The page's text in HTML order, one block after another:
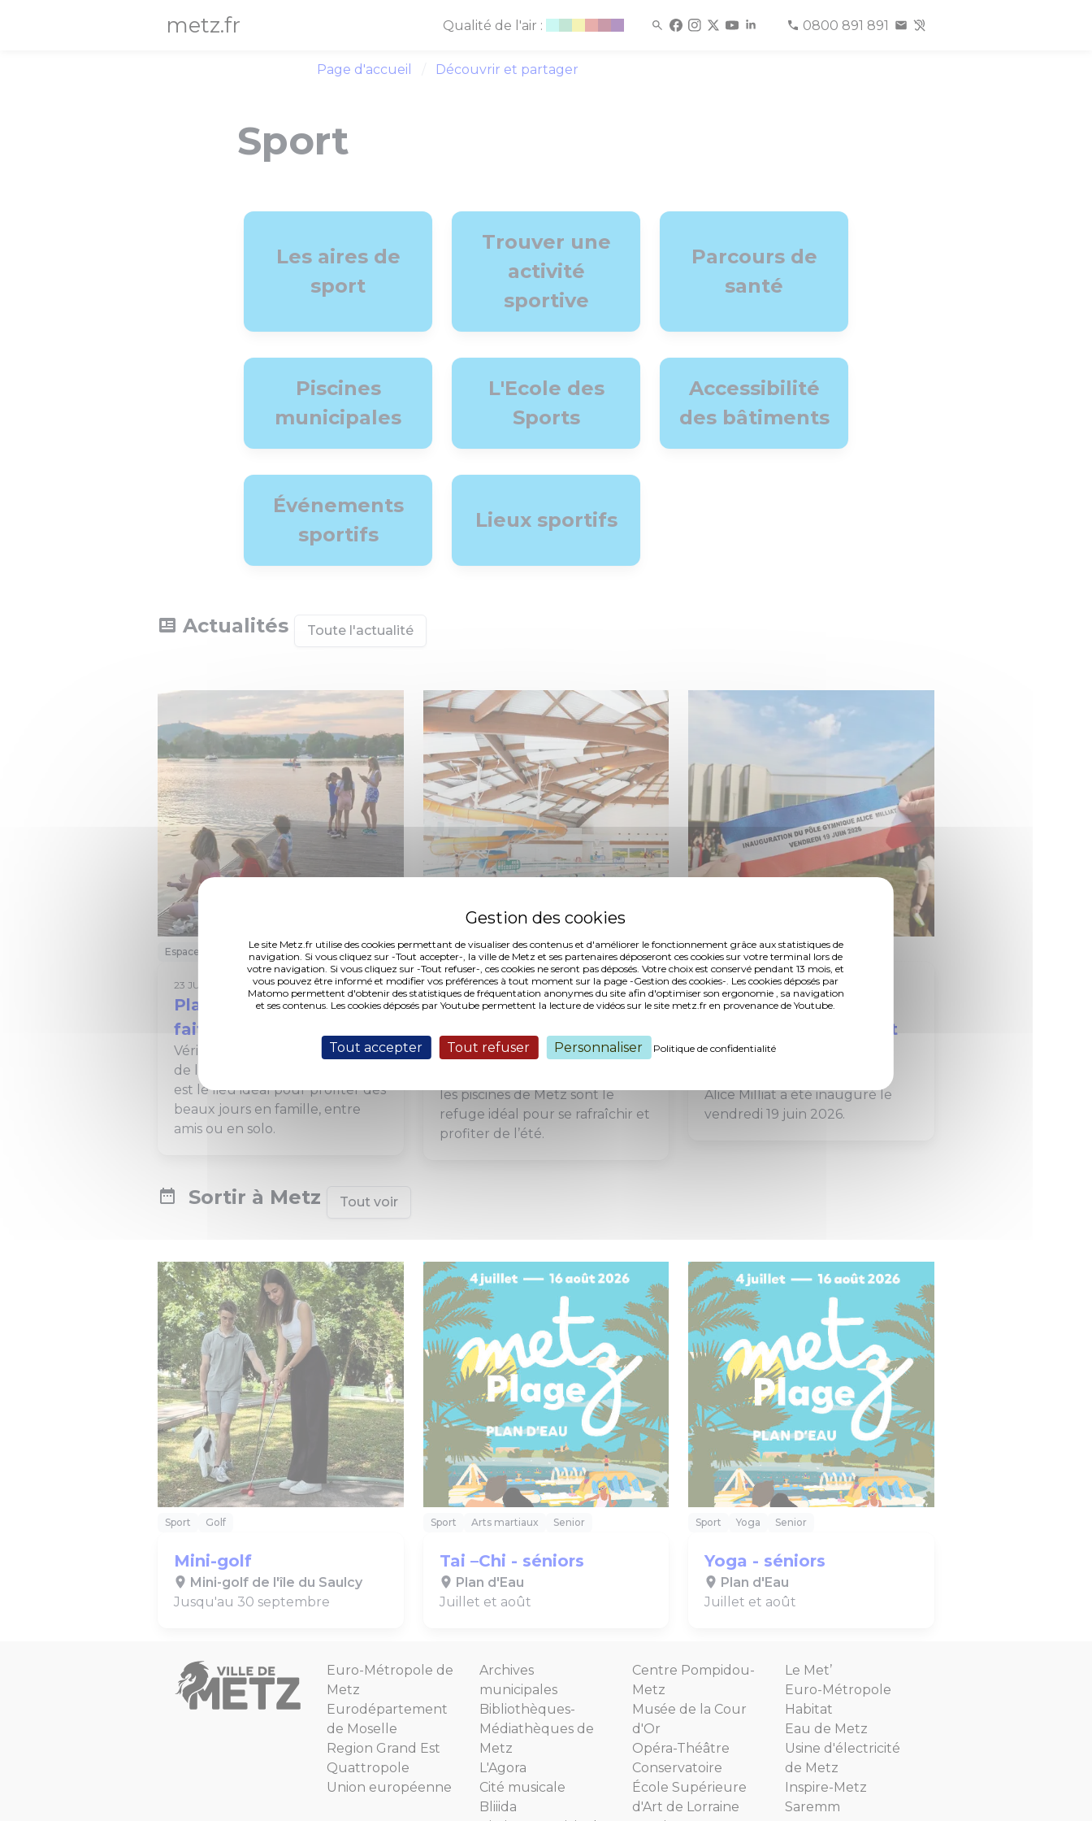
Le site Metz.fr utilise des cookies permettant de visualiser des contenus et d'améliorer le fonctionnement grâce aux statistiques de
navigation. Si vous cliquez sur -Tout accepter-, la ville de Metz et ses partenaires déposeront ces cookies sur votre terminal lors de
votre navigation. Si vous cliquez sur -Tout refuser-, ces cookies ne seront pas déposés. Votre choix est conservé pendant 13 mois, et
vous pouvez être informé et modifier vos préférences à tout moment sur la page -Gestion des cookies-. Les cookies déposés par
Matomo permettent d'obtenir des statistiques de fréquentation anonymes du site afin d'optimiser son ergonomie , sa navigation
et ses contenus. Les cookies déposés par Youtube permettent la lecture de vidéos sur le site metz.fr en provenance de Youtube.
Tout accepter Tout refuser Personnaliser Politique de confidentialité
metz.fr Qualité de l'air : 0800 891 891
Page d'accueil Découvrir et partager
Sport
Les aires de
sport
Trouver une
activité
sportive
Parcours de
santé
Piscines
municipales
L'Ecole des
Sports
Accessibilité
des bâtiments
Événements
sportifs
Lieux sportifs
Actualités Toute l'actualité
Espaces verts Loisirs Sport
23 JUILLET 2026
Plan d'eau de Metz :
faites le plein d'activités
Véritable poumon vert au cœur
de la ville, le Plan d'eau de Metz
est le lieu idéal pour profiter des
beaux jours en famille, entre
amis ou en solo.
Loisirs Piscines Santé
23 JUIN 2026
Les piscines
fraîcheur
les piscines de Metz sont le
refuge idéal pour se rafraîchir et
profiter de l’été.
Projets / actions Sport
23 JUIN 2026
Inauguration du Pôle
Gymnique Alice Milliat
en images
Alice Milliat a été inauguré le
vendredi 19 juin 2026.
Sortir à Metz Tout voir
Sport Golf
Mini-golf
Mini-golf de l'île du Saulcy
Jusqu'au 30 septembre
Sport Arts martiaux Senior
Tai –Chi - séniors
Plan d'Eau
Juillet et août
Sport Yoga Senior
Yoga - séniors
Plan d'Eau
Juillet et août
Euro-Métropole de
Metz
Eurodépartement
de Moselle
Region Grand Est
Quattropole
Union européenne
Archives
municipales
Bibliothèques-
Médiathèques de
Metz
L'Agora
Cité musicale
Bliiida
Centre Pompidou-
Metz
Musée de la Cour
d'Or
Opéra-Théâtre
Conservatoire
École Supérieure
d'Art de Lorraine
Le Met’
Euro-Métropole
Habitat
Eau de Metz
Usine d'électricité
de Metz
Inspire-Metz
Saremm